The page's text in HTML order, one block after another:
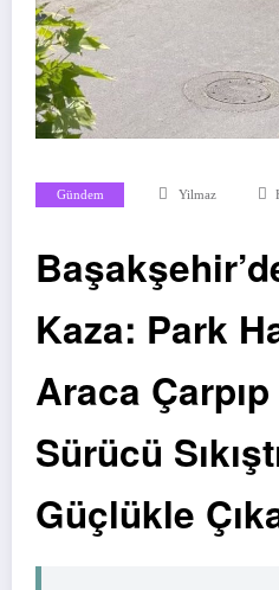
Gündem Yilmaz
Kaza: Park
Araca
Sürücü
Güçlükle